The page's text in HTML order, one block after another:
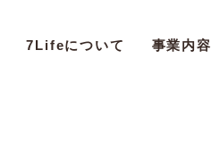
7Lifeについて 事業内容